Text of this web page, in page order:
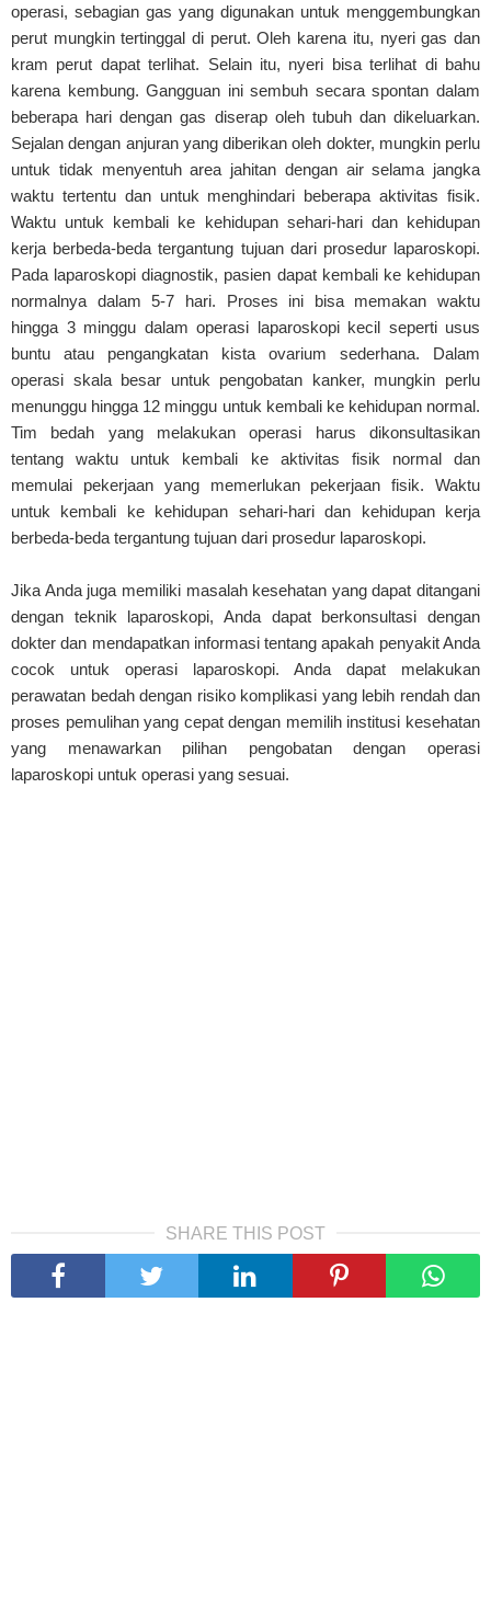
operasi, sebagian gas yang digunakan untuk menggembungkan
perut mungkin tertinggal di perut. Oleh karena itu, nyeri gas dan
kram perut dapat terlihat. Selain itu, nyeri bisa terlihat di bahu
karena kembung. Gangguan ini sembuh secara spontan dalam
beberapa hari dengan gas diserap oleh tubuh dan dikeluarkan.
Sejalan dengan anjuran yang diberikan oleh dokter, mungkin perlu
untuk tidak menyentuh area jahitan dengan air selama jangka
waktu tertentu dan untuk menghindari beberapa aktivitas fisik.
Waktu untuk kembali ke kehidupan sehari-hari dan kehidupan
kerja berbeda-beda tergantung tujuan dari prosedur laparoskopi.
Pada laparoskopi diagnostik, pasien dapat kembali ke kehidupan
normalnya dalam 5-7 hari. Proses ini bisa memakan waktu
hingga 3 minggu dalam operasi laparoskopi kecil seperti usus
buntu atau pengangkatan kista ovarium sederhana. Dalam
operasi skala besar untuk pengobatan kanker, mungkin perlu
menunggu hingga 12 minggu untuk kembali ke kehidupan normal.
Tim bedah yang melakukan operasi harus dikonsultasikan
tentang waktu untuk kembali ke aktivitas fisik normal dan
memulai pekerjaan yang memerlukan pekerjaan fisik. Waktu
untuk kembali ke kehidupan sehari-hari dan kehidupan kerja
berbeda-beda tergantung tujuan dari prosedur laparoskopi.
Jika Anda juga memiliki masalah kesehatan yang dapat ditangani
dengan teknik laparoskopi, Anda dapat berkonsultasi dengan
dokter dan mendapatkan informasi tentang apakah penyakit Anda
cocok untuk operasi laparoskopi. Anda dapat melakukan
perawatan bedah dengan risiko komplikasi yang lebih rendah dan
proses pemulihan yang cepat dengan memilih institusi kesehatan
yang menawarkan pilihan pengobatan dengan operasi
laparoskopi untuk operasi yang sesuai.
SHARE THIS POST